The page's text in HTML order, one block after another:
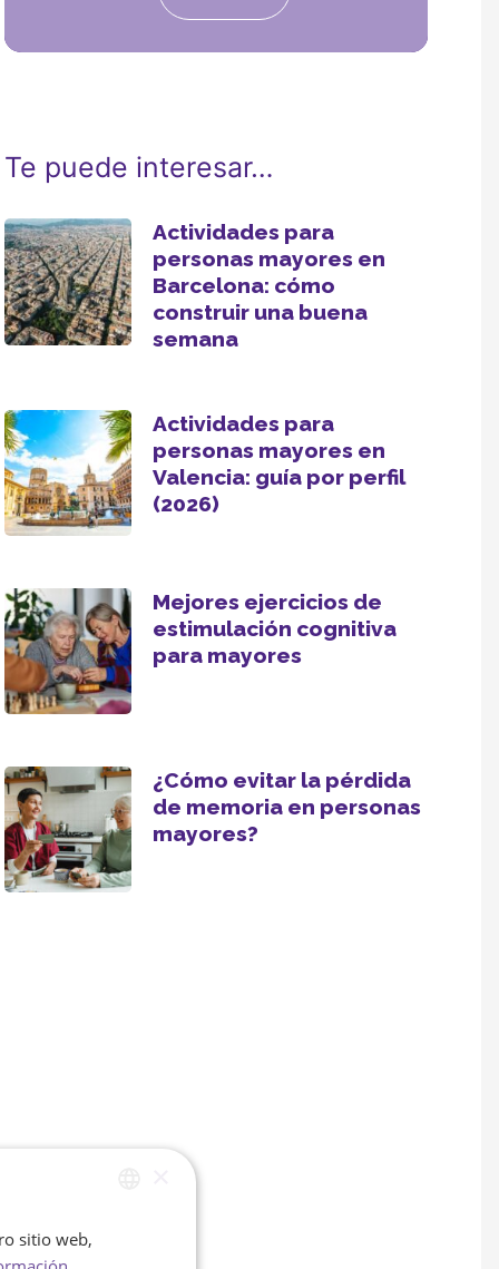
Te puede interesar…
Actividades para
personas mayores en
Barcelona: cómo
construir una buena
semana
Actividades para
personas mayores en
Valencia: guía por perfil
(2026)
Mejores ejercicios de
estimulación cognitiva
para mayores
¿Cómo evitar la pérdida
de memoria en personas
mayores?
sitio web,